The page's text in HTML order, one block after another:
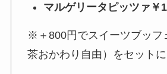
マルゲリータピッツァ￥
※＋800円でスイーツブッフ
茶おかわり自由）をセット